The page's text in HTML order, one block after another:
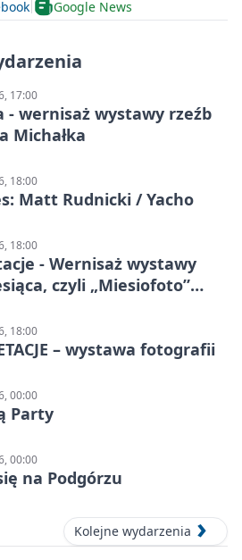
Google News
17:00
- wernisaż wystawy rzeźb
Michałka
18:00
Matt Rudnicki / Yacho
18:00
- Wernisaż wystawy
czyli „Miesiofoto”
18:00
– wystawa fotografii
00:00
Party
00:00
na Podgórzu
Kolejne wydarzenia